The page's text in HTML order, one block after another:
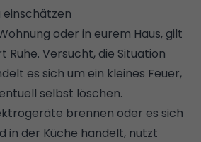
einschätzen
oder in eurem Haus, gilt
Ruhe. Versucht, die Situation
es sich um ein kleines Feuer,
selbst löschen.
brennen oder es sich
in der Küche handelt, nutzt